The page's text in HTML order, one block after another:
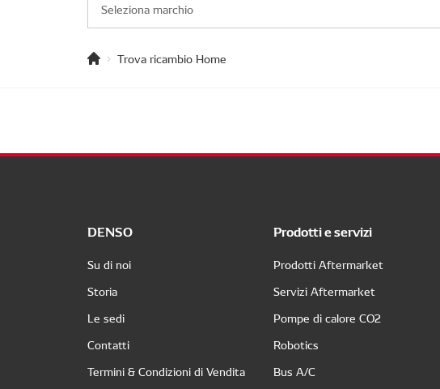
Seleziona marchio
Trova ricambio Home
DENSO
Su di noi
Storia
Le sedi
Contatti
Termini & Condizioni di Vendita
Prodotti e servizi
Prodotti Aftermarket
Servizi Aftermarket
Pompe di calore CO2
Robotics
Bus A/C